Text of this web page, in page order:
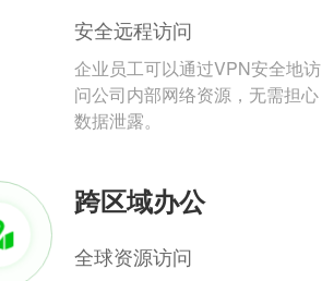
安全远程访问
企业员工可以通过VPN安全地访
问公司内部网络资源，无需担心
数据泄露。
跨区域办公
全球资源访问